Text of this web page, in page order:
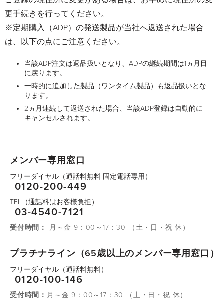
更手続きを行ってください。
※定期購入（ADP）の発送製品が当社へ返送された場合
は、以下の点にご注意ください。
当該ADP注文は返品扱いとなり、ADPの継続期間は1ヵ月目
に戻ります。
一時的に追加した製品（ワンタイム製品）も返品扱いとな
ります。
2ヵ月連続して返送された場合、当該ADP登録は自動的に
キャンセルされます。
メンバー専用窓口
フリーダイヤル（通話料無料 固定電話専用）
0120-200-449
TEL（通話料はお客様負担）
03-4540-7121
受付時間： 月～金 9：00～17：30 （土・日・祝 休）
プラチナライン（65歳以上のメンバー専用窓口）
フリーダイヤル（通話料無料）
0120-100-146
受付時間： 月～金 9：00～17：30 （土・日・祝 休）